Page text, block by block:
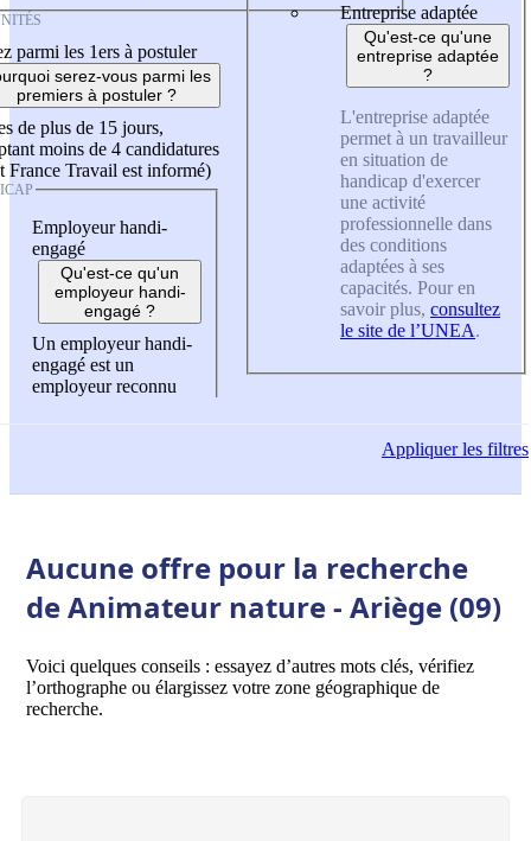
parmi les 1ers à postuler
serez-vous parmi les
premiers à postuler ?
de plus de 15 jours,
moins de 4 candidatures
France Travail est informé)
Employeur handi-
engagé
Qu'est-ce qu'un
employeur handi-
engagé ?
Un employeur handi-
engagé est un
employeur reconnu
Entreprise adaptée
Qu'est-ce qu'une
entreprise adaptée
?
L'entreprise adaptée
permet à un travailleur
en situation de
handicap d'exercer
une activité
professionnelle dans
des conditions
adaptées à ses
capacités. Pour en
savoir plus, consultez
le site de l’UNEA.
Appliquerles filtres
Aucune offre pour la recherche
de Animateur nature - Ariège (09)
Voici quelques conseils : essayez d’autres mots clés, vérifiez
l’orthographe ou élargissez votre zone géographique de
recherche.